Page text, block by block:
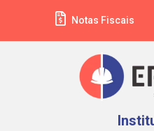
Notas Fiscais